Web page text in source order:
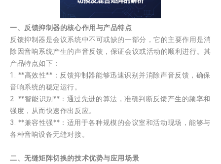
一、反馈抑制器的核心作用与产品特点
反馈抑制器是会议系统中不可或缺的一部分，它的主要作用是消
除因音响系统产生的声音反馈，保证会议或活动的顺利进行。其
产品特点如下：
1. **高效性**：反馈抑制器能够迅速识别并消除声音反馈，确保
音响系统的稳定运行。
2. **智能识别**：通过先进的算法，准确判断反馈产生的频率和
强度，从而快速作出反应。
3. **兼容性强**：适用于各种规模的会议室和活动现场，能够与
各种音响设备无缝对接。
二、无缝矩阵切换的技术优势与应用场景